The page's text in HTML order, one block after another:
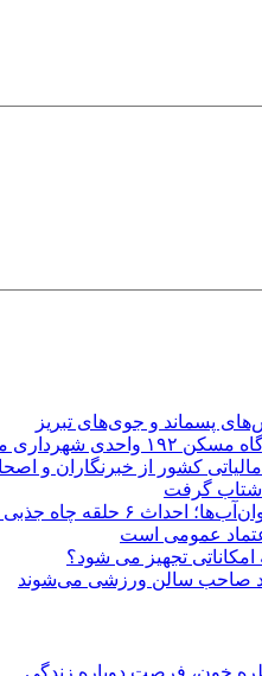
پسماند و جوی‌های تبریز
منطقه ۲
کشور از خبرنگاران و
شتاب گرفت
در منطقه ۷ تبریز آغاز شد
عمومی است
صاحب سالن ورزشی می‌شوند